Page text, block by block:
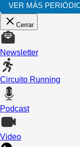
VER MÁS
Cerrar
Newsletter
Circuito Running
Podcast
Video